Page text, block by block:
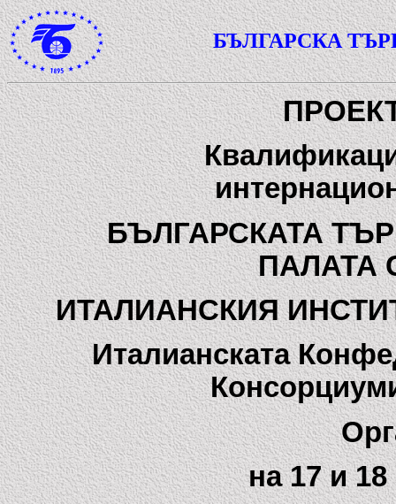
БЪЛГАРСКА
БЪЛГАРСКАТА
ПАЛАТА
ИТАЛИАНСКИЯ
Италианската
на 17 и